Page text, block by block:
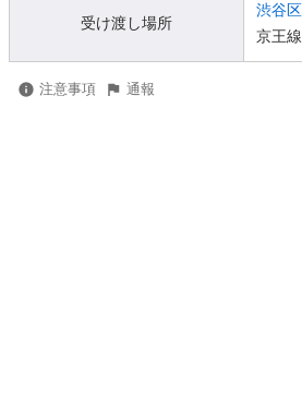
受け渡し場所
渋谷区
京王線
注意事項 通報